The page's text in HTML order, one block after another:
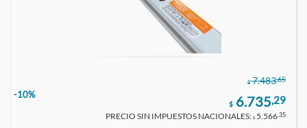
$ 7.483,65
-10%
$ 6.735,29
PRECIO SIN IMPUESTOS NACIONALES: $ 5.566,35